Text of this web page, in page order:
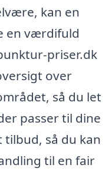
kan en
en værdifuld
priser.dk
over
så du let
passer til dine
tilbud, så du kan
til en fair